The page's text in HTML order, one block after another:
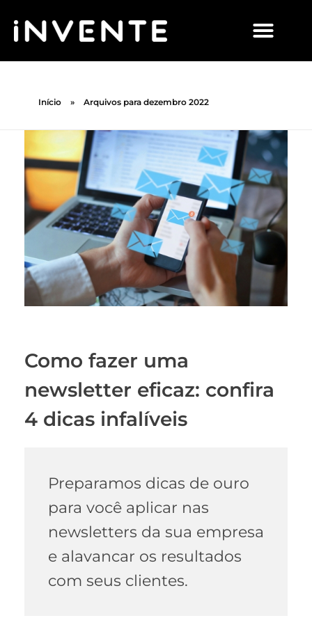
Início » Arquivos para dezembro 2022
Como fazer uma
newsletter eficaz: confira
4 dicas infalíveis
Preparamos dicas de ouro
para você aplicar nas
newsletters da sua empresa
e alavancar os resultados
com seus clientes.